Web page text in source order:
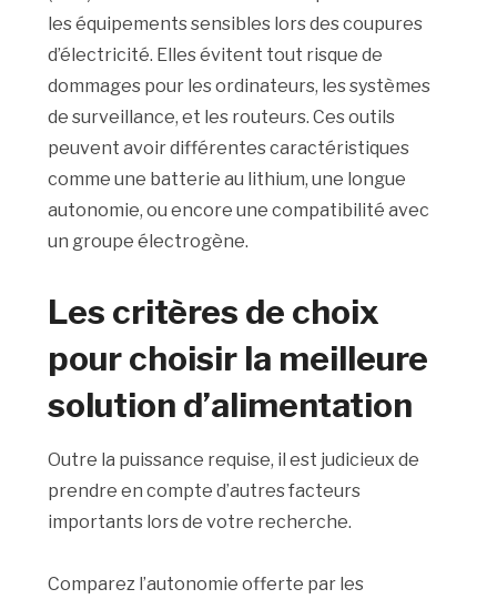
les équipements sensibles lors des coupures
d’électricité. Elles évitent tout risque de
dommages pour les ordinateurs, les systèmes
de surveillance, et les routeurs. Ces outils
peuvent avoir différentes caractéristiques
comme une batterie au lithium, une longue
autonomie, ou encore une compatibilité avec
un groupe électrogène.
Les critères de choix
pour choisir la meilleure
solution d’alimentation
Outre la puissance requise, il est judicieux de
prendre en compte d’autres facteurs
importants lors de votre recherche.
Comparez l’autonomie offerte par les